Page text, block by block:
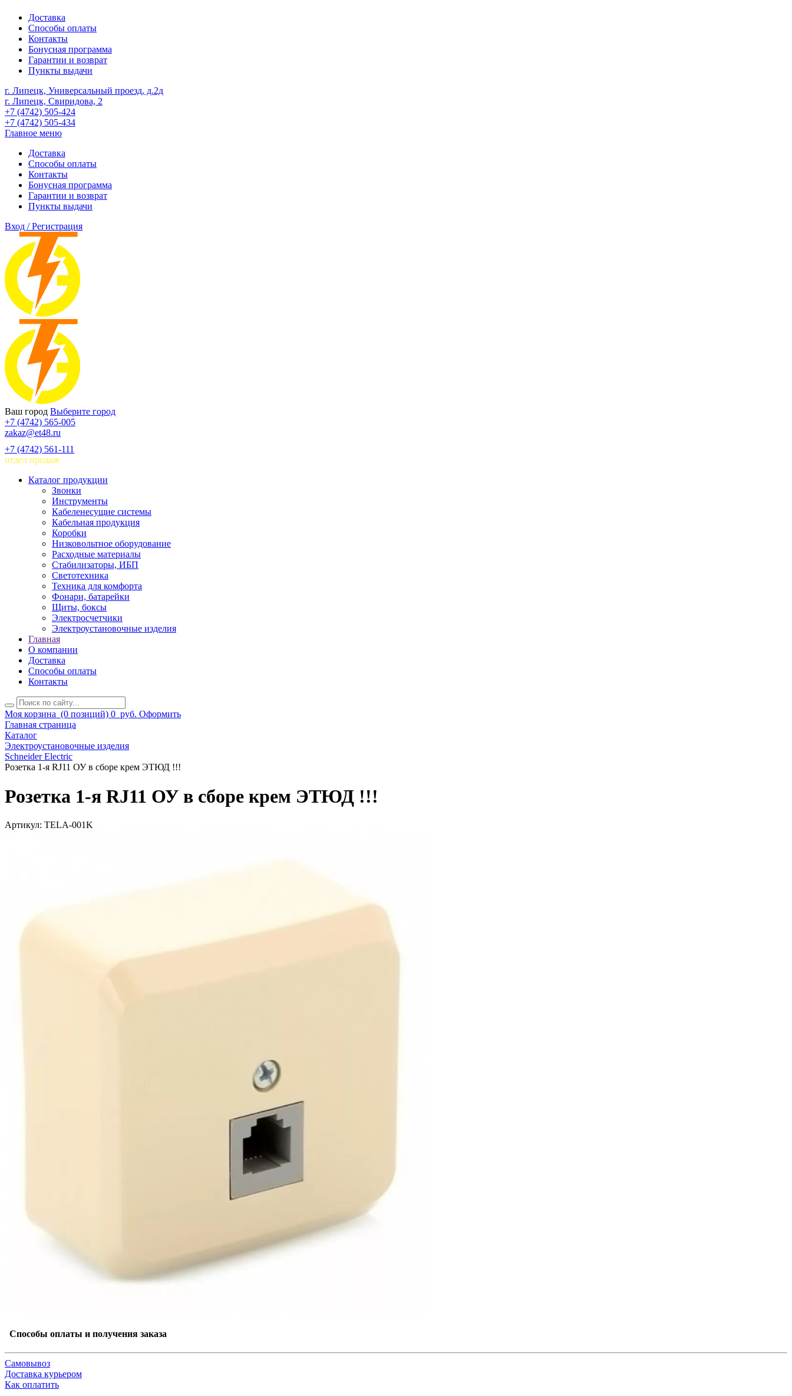
Доставка
Способы оплаты
Контакты
Бонусная программа
Гарантии и возврат
Пункты выдачи
г. Липецк, Универсальный проезд, д.2д
г. Липецк, Свиридова, 2
+7 (4742) 505-424
+7 (4742) 505-434
Главное меню
Доставка
Способы оплаты
Контакты
Бонусная программа
Гарантии и возврат
Пункты выдачи
Вход / Регистрация
Ваш город Выберите город
+7 (4742) 565-005
zakaz@et48.ru
+7 (4742) 561-111
отдел продаж
Каталог продукции
Звонки
Инструменты
Кабеленесущие системы
Кабельная продукция
Коробки
Низковольтное оборудование
Расходные материалы
Стабилизаторы, ИБП
Светотехника
Техника для комфорта
Фонари, батарейки
Щиты, боксы
Электросчетчики
Электроустановочные изделия
Главная
О компании
Доставка
Способы оплаты
Контакты
Моя корзина (0 позиций) 0 руб. Оформить
Главная страница
Каталог
Электроустановочные изделия
Schneider Electric
Розетка 1-я RJ11 ОУ в сборе крем ЭТЮД !!!
Розетка 1-я RJ11 ОУ в сборе крем ЭТЮД !!!
Артикул: TELA-001K
Способы оплаты и получения заказа
Самовывоз
Доставка курьером
Как оплатить